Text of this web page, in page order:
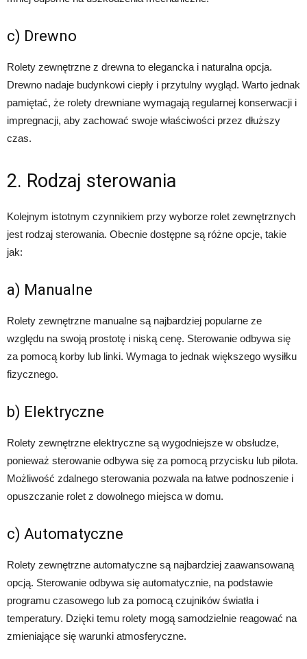
c) Drewno
Rolety zewnętrzne z drewna to elegancka i naturalna opcja.
Drewno nadaje budynkowi ciepły i przytulny wygląd. Warto jednak
pamiętać, że rolety drewniane wymagają regularnej konserwacji i
impregnacji, aby zachować swoje właściwości przez dłuższy
czas.
2. Rodzaj sterowania
Kolejnym istotnym czynnikiem przy wyborze rolet zewnętrznych
jest rodzaj sterowania. Obecnie dostępne są różne opcje, takie
jak:
a) Manualne
Rolety zewnętrzne manualne są najbardziej popularne ze
względu na swoją prostotę i niską cenę. Sterowanie odbywa się
za pomocą korby lub linki. Wymaga to jednak większego wysiłku
fizycznego.
b) Elektryczne
Rolety zewnętrzne elektryczne są wygodniejsze w obsłudze,
ponieważ sterowanie odbywa się za pomocą przycisku lub pilota.
Możliwość zdalnego sterowania pozwala na łatwe podnoszenie i
opuszczanie rolet z dowolnego miejsca w domu.
c) Automatyczne
Rolety zewnętrzne automatyczne są najbardziej zaawansowaną
opcją. Sterowanie odbywa się automatycznie, na podstawie
programu czasowego lub za pomocą czujników światła i
temperatury. Dzięki temu rolety mogą samodzielnie reagować na
zmieniające się warunki atmosferyczne.